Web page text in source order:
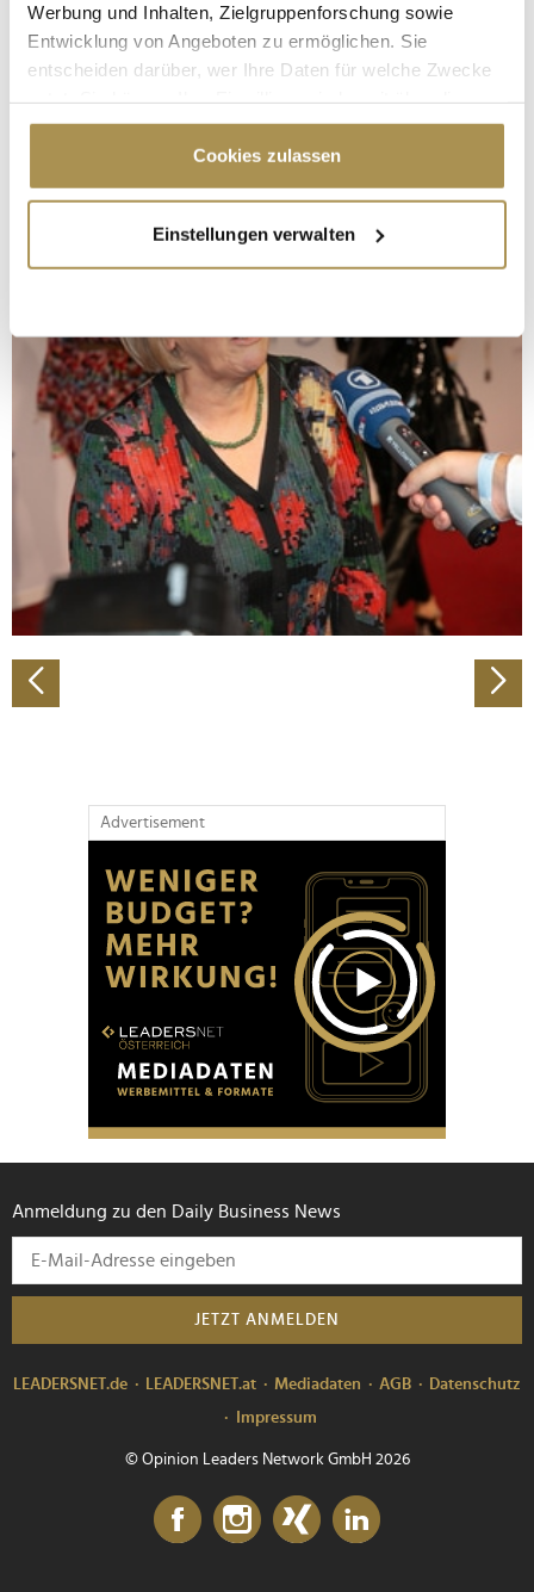
Werbung und Inhalten, Zielgruppenforschung sowie
Entwicklung von Angeboten zu ermöglichen. Sie
entscheiden darüber, wer Ihre Daten für welche Zwecke
Cookie-Erklärung oder durch Klicken auf das Privacy
Trigger Symbol ändern oder widerrufen
Informationen über Ihre geografische Lage
erfassen, welche bis auf einige Meter genau sein
bestimmten Merkmalen (Fingerprinting) identifizieren
Erfahren Sie mehr darüber, wie Ihre persönlichen Daten
verarbeitet werden, und legen Sie Ihre Präferenzen im
Abschnitt Einzelheitenfest.
Wir verwenden Cookies, um Inhalte und Anzeigen zu
personalisieren, Funktionen für soziale Medien anbieten
zu können und die Zugriffe auf unsere Website zu
analysieren. Außerdem geben wir Informationen zu Ihrer
Verwendung unserer Website an unsere Partner für
Partner führen diese Informationen möglicherweise mit
weiteren Daten zusammen, die Sie ihnen bereitgestellt
Cookies zulassen
Einstellungen verwalten
Advertisement
Anmeldung zu den Daily Business News
JETZT ANMELDEN
LEADERSNET.de LEADERSNET.at Mediadaten AGB
Datenschutz
Impressum
© Opinion Leaders Network GmbH 2026